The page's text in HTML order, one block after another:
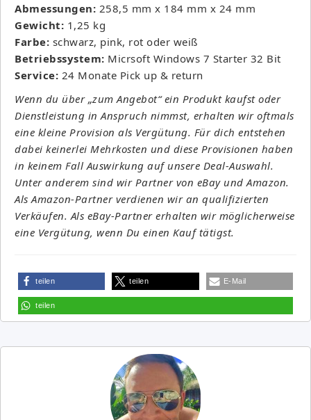
Abmessungen: 258,5 mm x 184 mm x 24 mm
Gewicht: 1,25 kg
Farbe: schwarz, pink, rot oder weiß
Betriebssystem: Micrsoft Windows 7 Starter 32 Bit
Service: 24 Monate Pick up & return
Wenn du über „zum Angebot“ ein Produkt kaufst oder
Dienstleistung in Anspruch nimmst, erhalten wir oftmals
eine kleine Provision als Vergütung. Für dich entstehen
dabei keinerlei Mehrkosten und diese Provisionen haben
in keinem Fall Auswirkung auf unsere Deal-Auswahl.
Unter anderem sind wir Partner von eBay und Amazon.
Als Amazon-Partner verdienen wir an qualifizierten
Verkäufen. Als eBay-Partner erhalten wir möglicherweise
eine Vergütung, wenn Du einen Kauf tätigst.
teilen teilen E-Mail
teilen